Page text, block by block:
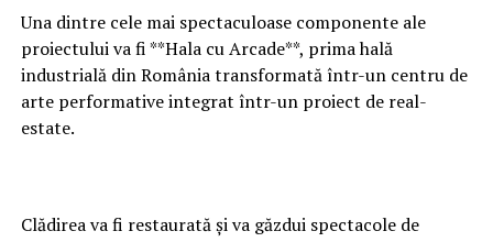
Una dintre cele mai spectaculoase componente ale
proiectului va fi **Hala cu Arcade**, prima hală
industrială din România transformată într-un centru de
arte performative integrat într-un proiect de real-
estate.
Clădirea va fi restaurată și va găzdui spectacole de